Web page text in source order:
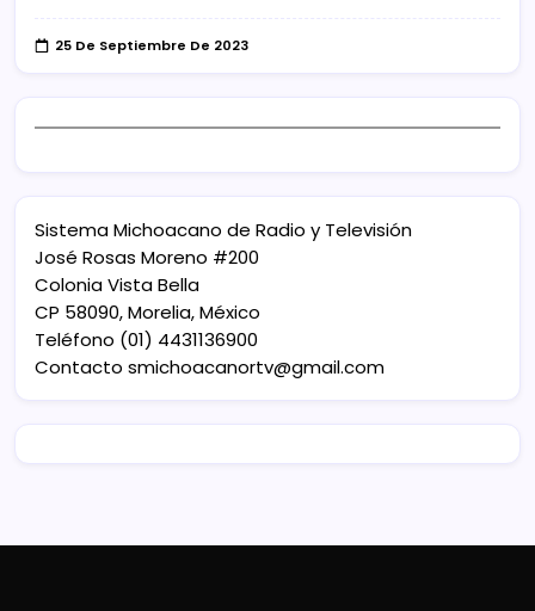
25 De Septiembre De 2023
Sistema Michoacano de Radio y Televisión
José Rosas Moreno #200
Colonia Vista Bella
CP 58090, Morelia, México
Teléfono (01) 4431136900
Contacto smichoacanortv@gmail.com